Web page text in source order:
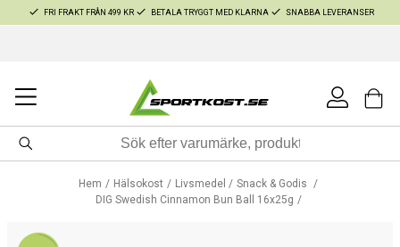
FRI FRAKT FRÅN 499 KR BETALA TRYGGT MED KLARNA SNABBA LEVERANSER
Hem Hälsokost Livsmedel
Snack & Godis
DIG Swedish Cinnamon Bun Ball 16x25g